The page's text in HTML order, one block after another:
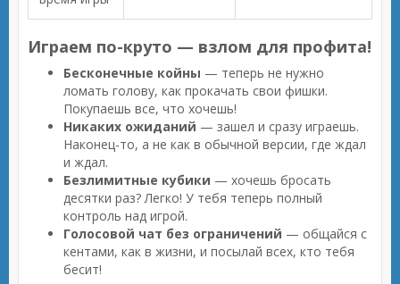
Играем по-круто — взлом для профита!
Бесконечные койны — теперь не нужно
ломать голову, как прокачать свои фишки.
Покупаешь все, что хочешь!
Никаких ожиданий — зашел и сразу играешь.
Наконец-то, а не как в обычной версии, где ждал
и ждал.
Безлимитные кубики — хочешь бросать
десятки раз? Легко! У тебя теперь полный
контроль над игрой.
Голосовой чат без ограничений — общайся с
кентами, как в жизни, и посылай всех, кто тебя
бесит!